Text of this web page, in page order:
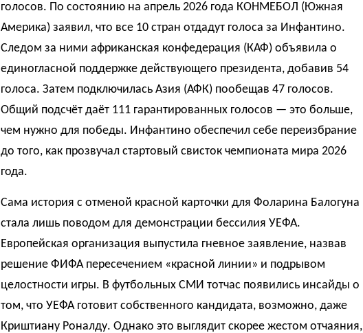
голосов. По состоянию на апрель 2026 года КОНМЕБОЛ (Южная
Америка) заявил, что все 10 стран отдадут голоса за Инфантино.
Следом за ними африканская конфедерация (КАФ) объявила о
единогласной поддержке действующего президента, добавив 54
голоса. Затем подключилась Азия (АФК) пообещав 47 голосов.
Общий подсчёт даёт 111 гарантированных голосов — это больше,
чем нужно для победы. Инфантино обеспечил себе переизбрание
до того, как прозвучал стартовый свисток чемпионата мира 2026
года.
Сама история с отменой красной карточки для Фоларина Балогуна
стала лишь поводом для демонстрации бессилия УЕФА.
Европейская организация выпустила гневное заявление, назвав
решение ФИФА пересечением «красной линии» и подрывом
целостности игры. В футбольных СМИ тотчас появились инсайды о
том, что УЕФА готовит собственного кандидата, возможно, даже
Криштиану Роналду. Однако это выглядит скорее жестом отчаяния,